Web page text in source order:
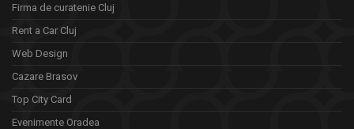
Firma de curatenie Cluj
Rent a Car Cluj
Web Design
Cazare Brasov
Top City Card
Evenimente Oradea